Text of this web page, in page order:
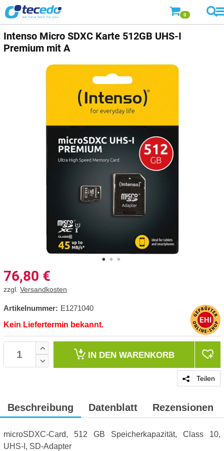
0
Intenso Micro SDXC Karte 512GB UHS-I
Premium mit A
76,80 €
zzgl. Versandkosten
Artikelnummer: E1271040
Kein Liefertermin bekannt.
IN DEN WARENKORB
Teilen
Beschreibung Datenblatt Rezensionen
microSDXC-Card, 512 GB Speicherkapazität, Class 10,
UHS-I, SD-Adapter